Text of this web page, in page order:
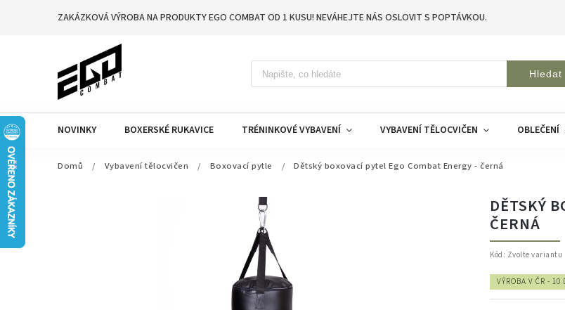
ZAKÁZKOVÁ VÝROBA NA PRODUKTY EGO COMBAT OD 1 KUSU! NEVÁHEJTE NÁS OSLOVIT S POPTÁVKOU.
Hledat
NOVINKY BOXERSKÉ RUKAVICE TRÉNINKOVÉ VYBAVENÍ VYBAVENÍ TĚLOCVIČEN OBLEČENÍ
Domů / Vybavení tělocvičen / Boxovací pytle / Dětský boxovací pytel Ego Combat Energy - černá
DĚTSKÝ
ČERNÁ
Kód: Zvolte variantu
VÝROBA V ČR - 10